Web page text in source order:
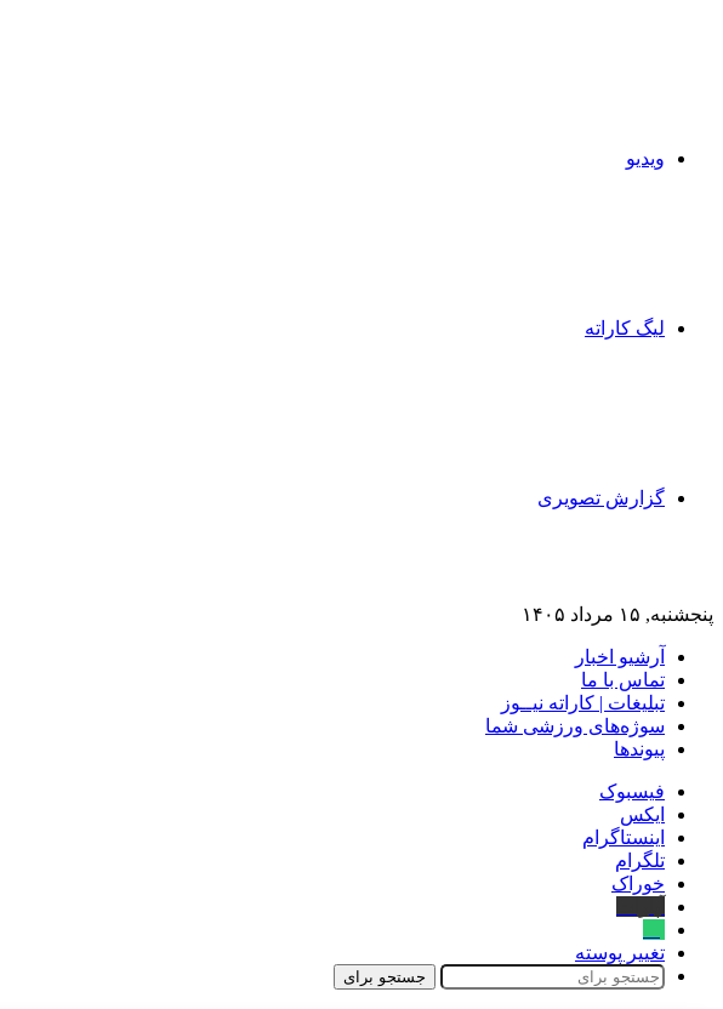
ویدیو
لیگ کاراته
گزارش تصویری
پنجشنبه, ۱۵ مرداد ۱۴۰۵
آرشیو اخبار
تماس‌ با‌ ما
تبلیغات | کاراته نیــوز
سوژه‌های ورزشی شما
پیوندها
فیسبوک
ایکس
اینستاگرام
تلگرام
خوراک
تغییر پوسته
جستجو برای